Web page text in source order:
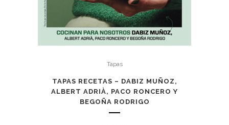
Tapas
TAPAS RECETAS – DABIZ MUÑOZ,
ALBERT ADRIÀ, PACO RONCERO Y
BEGOÑA RODRIGO